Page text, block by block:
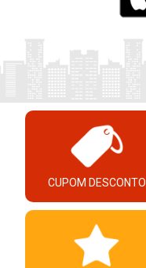
CUPOM DESCONTO